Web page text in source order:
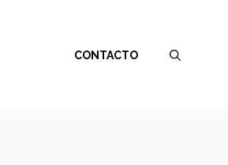
CONTACTO